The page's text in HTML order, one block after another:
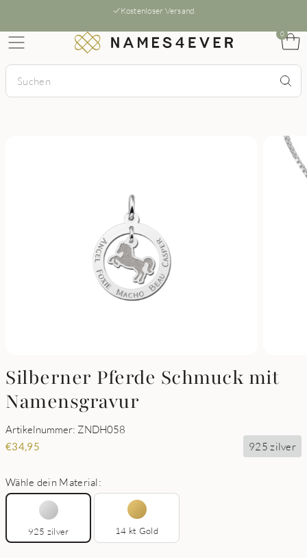
Kostenloser Versand
0
Silberner Pferde Schmuck mit
Namensgravur
Artikelnummer: ZNDH058
€34,95 925 zilver
Wähle dein Material:
925 zilver 14 kt Gold